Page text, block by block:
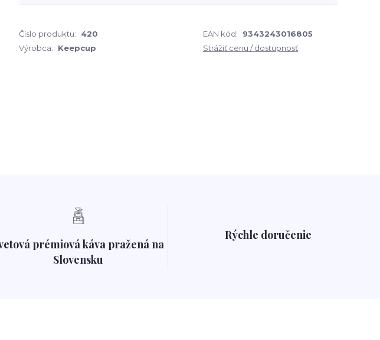
Číslo produktu: 420 EAN kód:
9343243016805
Výrobca:
Keepcup Strážiť cenu / dostupnosť
prémiová káva pražená na
Slovensku
Rýchle doručenie